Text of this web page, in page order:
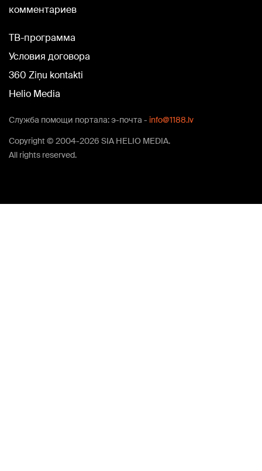
комментариев
TВ-программа
Условия договора
360 Ziņu kontakti
Helio Media
Служба помощи портала: э-почта - info@1188.lv
Copyright © 2004-2026 SIA HELIO MEDIA.
All rights reserved.